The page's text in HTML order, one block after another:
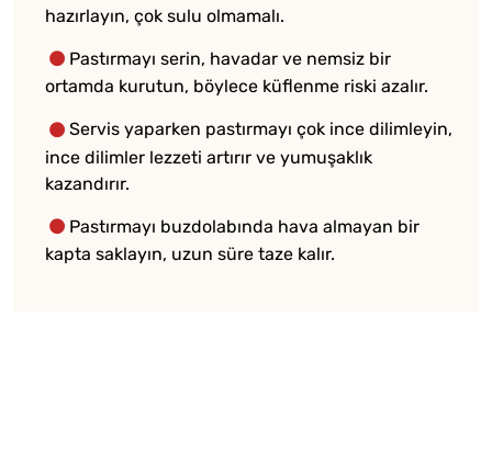
hazırlayın, çok sulu olmamalı.
Pastırmayı serin, havadar ve nemsiz bir
ortamda kurutun, böylece küflenme riski azalır.
Servis yaparken pastırmayı çok ince dilimleyin,
ince dilimler lezzeti artırır ve yumuşaklık
kazandırır.
Pastırmayı buzdolabında hava almayan bir
kapta saklayın, uzun süre taze kalır.